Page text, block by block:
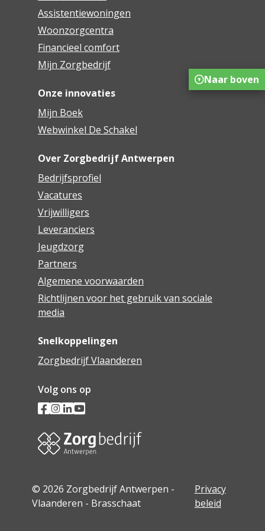
Assistentiewoningen
Woonzorgcentra
Financieel comfort
Mijn Zorgbedrijf
Onze innovaties
Mijn Boek
Webwinkel De Schakel
Over Zorgbedrijf Antwerpen
Bedrijfsprofiel
Vacatures
Vrijwilligers
Leveranciers
Jeugdzorg
Partners
Algemene voorwaarden
Richtlijnen voor het gebruik van sociale
media
Snelkoppelingen
Zorgbedrijf Vlaanderen
Volg ons op
© 2026 Zorgbedrijf Antwerpen -
Vlaanderen - Brasschaat
Privacy
beleid
Naar boven